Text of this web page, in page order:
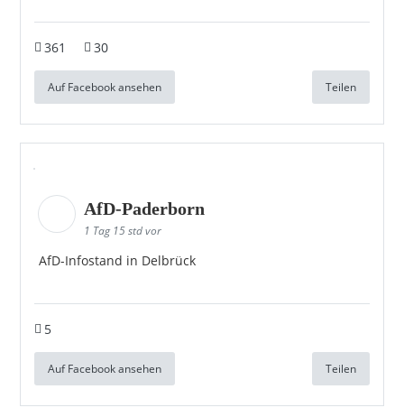
361 30
Auf Facebook ansehen Teilen
AfD-Paderborn
1 Tag 15 std vor
AfD-Infostand in Delbrück
5
Auf Facebook ansehen Teilen